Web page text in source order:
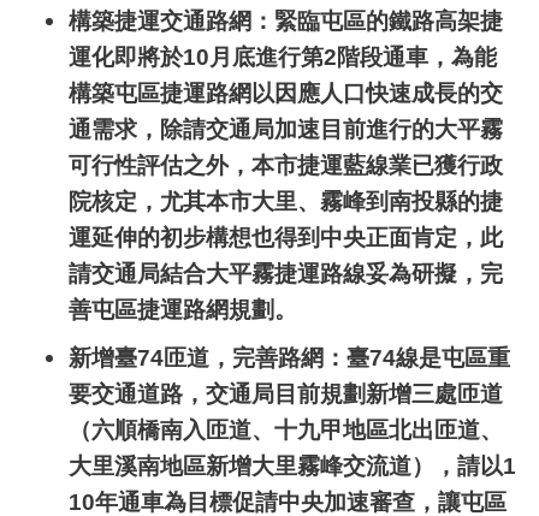
構築捷運交通路網：緊臨屯區的鐵路高架捷
運化即將於10月底進行第2階段通車，為能
構築屯區捷運路網以因應人口快速成長的交
通需求，除請交通局加速目前進行的大平霧
可行性評估之外，本市捷運藍線業已獲行政
院核定，尤其本市大里、霧峰到南投縣的捷
運延伸的初步構想也得到中央正面肯定，此
請交通局結合大平霧捷運路線妥為研擬，完
善屯區捷運路網規劃。
新增臺74匝道，完善路網：臺74線是屯區重
要交通道路，交通局目前規劃新增三處匝道
（六順橋南入匝道、十九甲地區北出匝道、
大里溪南地區新增大里霧峰交流道），請以1
10年通車為目標促請中央加速審查，讓屯區